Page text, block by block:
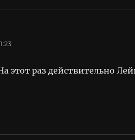
этот раз действительно